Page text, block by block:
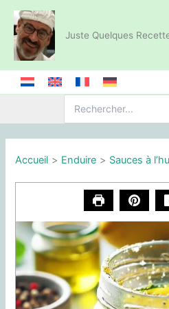
Aller
contenu
Juste Quelques
de
Accueil Enduire Sauces à